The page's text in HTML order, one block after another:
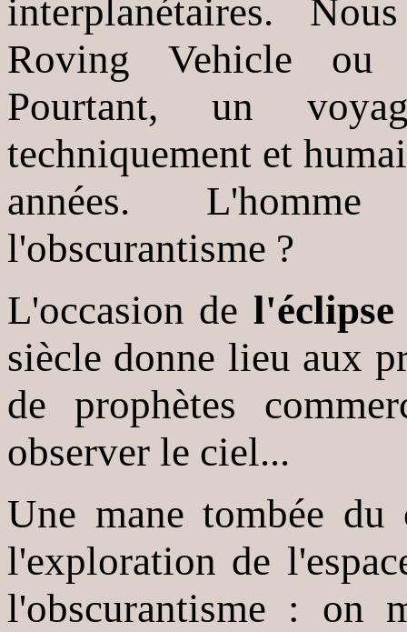
interplanétaires.
Roving Vehicle ou
Pourtant, un
techniquement et
années.
l'obscurantisme ?
L'occasion de
siècle donne lieu aux
de prophètes
observer le ciel...
Une mane tombée
l'exploration de
l'obscurantisme : on